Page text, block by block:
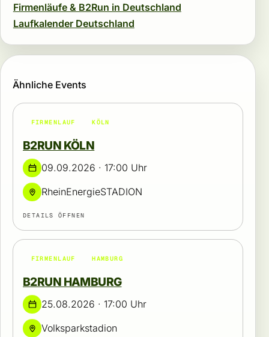
Firmenläufe & B2Run in Deutschland
Laufkalender Deutschland
Ähnliche Events
FIRMENLAUF KÖLN
B2RUN KÖLN
09.09.2026 · 17:00 Uhr
RheinEnergieSTADION
DETAILS ÖFFNEN
FIRMENLAUF HAMBURG
B2RUN HAMBURG
25.08.2026 · 17:00 Uhr
Volksparkstadion